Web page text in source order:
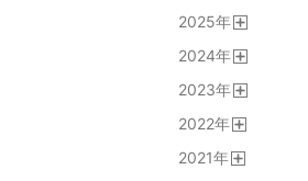
2025年
2024年
2023年
2022年
2021年